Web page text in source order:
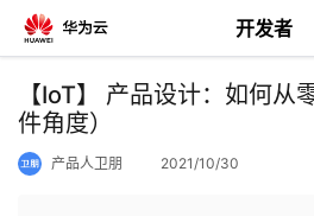
开发者
返
回
【IoT】 产品设计：如何从
件角度）
产品人卫朋 2021/10/30